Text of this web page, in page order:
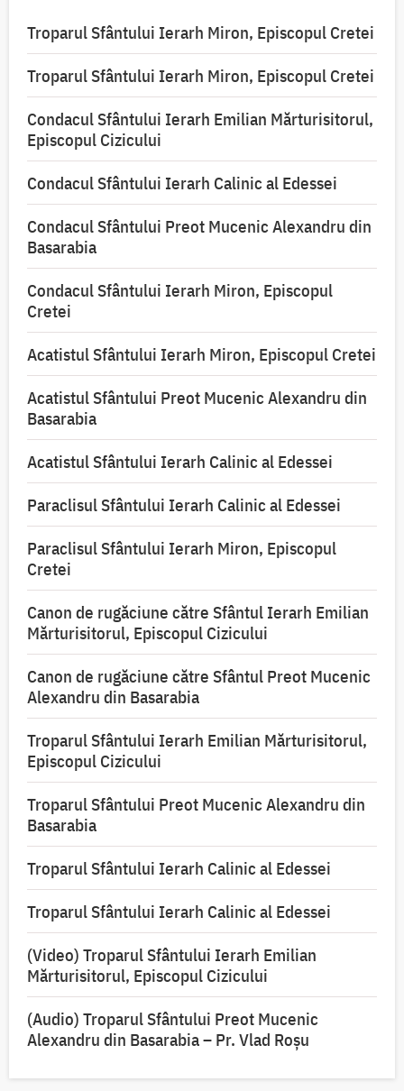
Troparul Sfântului Ierarh Miron, Episcopul Cretei
Troparul Sfântului Ierarh Miron, Episcopul Cretei
Condacul Sfântului Ierarh Emilian Mărturisitorul,
Episcopul Cizicului
Condacul Sfântului Ierarh Calinic al Edessei
Condacul Sfântului Preot Mucenic Alexandru din
Basarabia
Condacul Sfântului Ierarh Miron, Episcopul
Cretei
Acatistul Sfântului Ierarh Miron, Episcopul Cretei
Acatistul Sfântului Preot Mucenic Alexandru din
Basarabia
Acatistul Sfântului Ierarh Calinic al Edessei
Paraclisul Sfântului Ierarh Calinic al Edessei
Paraclisul Sfântului Ierarh Miron, Episcopul
Cretei
Canon de rugăciune către Sfântul Ierarh Emilian
Mărturisitorul, Episcopul Cizicului
Canon de rugăciune către Sfântul Preot Mucenic
Alexandru din Basarabia
Troparul Sfântului Ierarh Emilian Mărturisitorul,
Episcopul Cizicului
Troparul Sfântului Preot Mucenic Alexandru din
Basarabia
Troparul Sfântului Ierarh Calinic al Edessei
Troparul Sfântului Ierarh Calinic al Edessei
(Video) Troparul Sfântului Ierarh Emilian
Mărturisitorul, Episcopul Cizicului
(Audio) Troparul Sfântului Preot Mucenic
Alexandru din Basarabia – Pr. Vlad Roșu